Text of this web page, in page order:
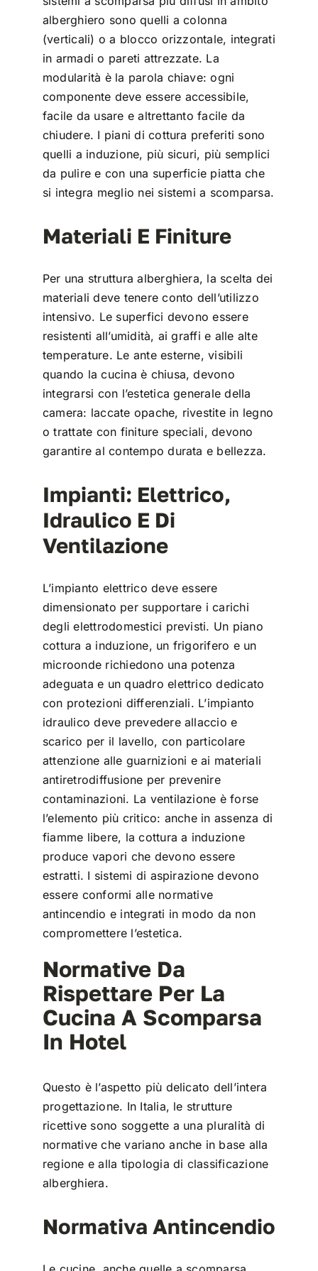
alberghiero sono quelli a colonna
(verticali) o a blocco orizzontale, integrati
in armadi o pareti attrezzate. La
modularità è la parola chiave: ogni
componente deve essere accessibile,
facile da usare e altrettanto facile da
chiudere. I piani di cottura preferiti sono
quelli a induzione, più sicuri, più semplici
da pulire e con una superficie piatta che
si integra meglio nei sistemi a scomparsa.
Materiali E Finiture
Per una struttura alberghiera, la scelta dei
materiali deve tenere conto dell’utilizzo
intensivo. Le superfici devono essere
resistenti all’umidità, ai graffi e alle alte
temperature. Le ante esterne, visibili
quando la cucina è chiusa, devono
integrarsi con l’estetica generale della
camera: laccate opache, rivestite in legno
o trattate con finiture speciali, devono
garantire al contempo durata e bellezza.
Impianti: Elettrico,
Idraulico E Di
Ventilazione
L’impianto elettrico deve essere
dimensionato per supportare i carichi
degli elettrodomestici previsti. Un piano
cottura a induzione, un frigorifero e un
microonde richiedono una potenza
adeguata e un quadro elettrico dedicato
con protezioni differenziali. L’impianto
idraulico deve prevedere allaccio e
scarico per il lavello, con particolare
attenzione alle guarnizioni e ai materiali
antiretrodiffusione per prevenire
contaminazioni. La ventilazione è forse
l’elemento più critico: anche in assenza di
fiamme libere, la cottura a induzione
produce vapori che devono essere
estratti. I sistemi di aspirazione devono
essere conformi alle normative
antincendio e integrati in modo da non
compromettere l’estetica.
Normative Da
Rispettare Per La
Cucina A Scomparsa
In Hotel
Questo è l’aspetto più delicato dell’intera
progettazione. In Italia, le strutture
ricettive sono soggette a una pluralità di
normative che variano anche in base alla
regione e alla tipologia di classificazione
alberghiera.
Normativa Antincendio